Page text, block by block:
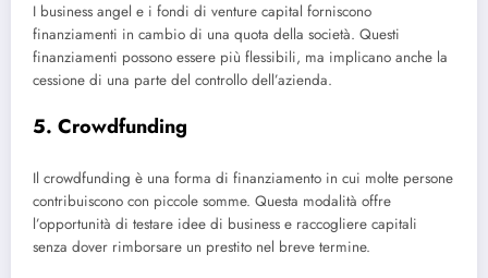
I business angel e i fondi di venture capital forniscono
finanziamenti in cambio di una quota della società. Questi
finanziamenti possono essere più flessibili, ma implicano anche la
cessione di una parte del controllo dell’azienda.
5. Crowdfunding
Il crowdfunding è una forma di finanziamento in cui molte persone
contribuiscono con piccole somme. Questa modalità offre
l’opportunità di testare idee di business e raccogliere capitali
senza dover rimborsare un prestito nel breve termine.